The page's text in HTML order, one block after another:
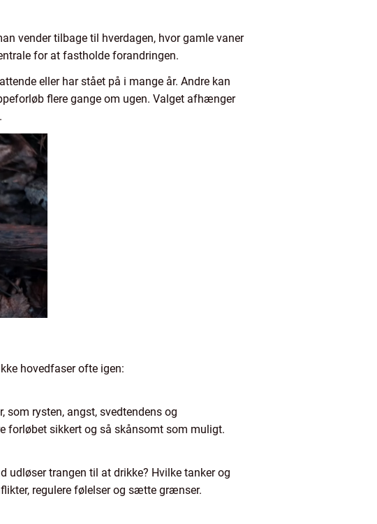
vender tilbage til hverdagen, hvor gamle vaner
for at fastholde forandringen.
eller har stået på i mange år. Andre kan
flere gange om ugen. Valget afhænger
hovedfaser ofte igen:
rysten, angst, svedtendens og
forløbet sikkert og så skånsomt som muligt.
udløser trangen til at drikke? Hvilke tanker og
regulere følelser og sætte grænser.